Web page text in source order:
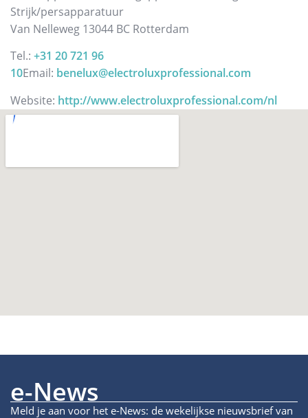
Strijk/persapparatuur
Van Nelleweg 13044 BC Rotterdam
Tel.: +31 20 721 96
10Email: benelux@electroluxprofessional.com
Website: http://www.electroluxprofessional.com/nl
e-News
Meld je aan voor het e-News: de wekelijkse nieuwsbrief van